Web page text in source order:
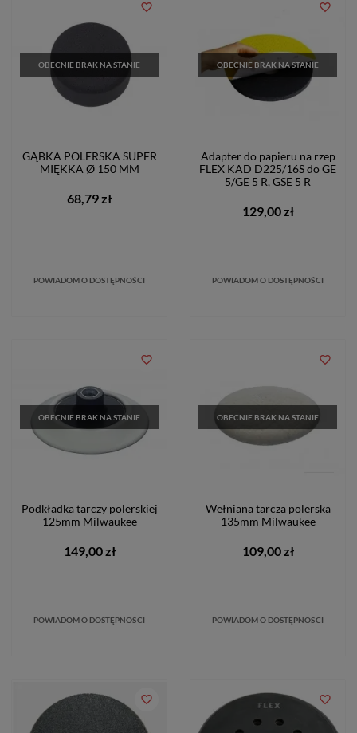
OBECNIE BRAK NA STANIE
GĄBKA POLERSKA SUPER
MIĘKKA Ø 150 MM
68,79 zł
POWIADOM O DOSTĘPNOŚCI
favorite_border
OBECNIE BRAK NA STANIE
Adapter do papieru na rzep
FLEX KAD D225/16S do GE
5/GE 5 R, GSE 5 R
129,00 zł
POWIADOM O DOSTĘPNOŚCI
favorite_border
OBECNIE BRAK NA STANIE
Podkładka tarczy polerskiej
125mm Milwaukee
149,00 zł
POWIADOM O DOSTĘPNOŚCI
favorite_border
OBECNIE BRAK NA STANIE
Wełniana tarcza polerska
135mm Milwaukee
109,00 zł
POWIADOM O DOSTĘPNOŚCI
favorite_border
favorite_border favorite_border